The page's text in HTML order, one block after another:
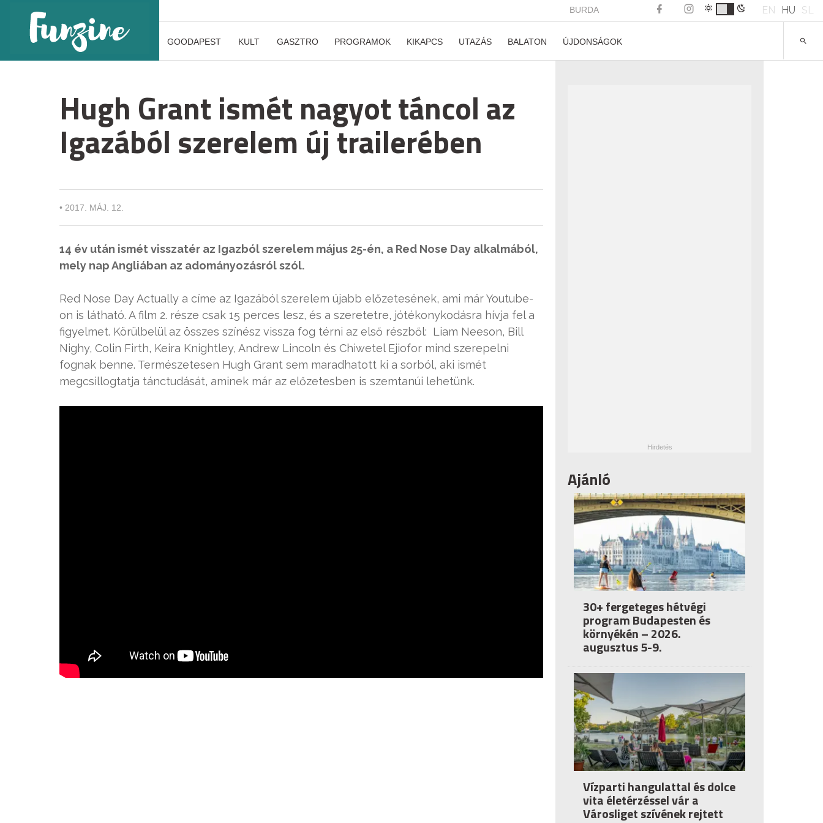
BURDA EN HU SL
GOODAPEST KULT GASZTRO PROGRAMOK KIKAPCS UTAZÁS BALATON ÚJDONSÁGOK
Hugh Grant ismét nagyot táncol az
Igazából szerelem új trailerében
• 2017. MÁJ. 12.
14 év után ismét visszatér az Igazból szerelem május 25-én, a Red Nose Day alkalmából,
mely nap Angliában az adományozásról szól.
Red Nose Day Actually a címe az Igazából szerelem újabb előzetesének, ami már Youtube-
on is látható. A film 2. része csak 15 perces lesz, és a szeretetre, jótékonykodásra hívja fel a
figyelmet. Körülbelül az összes színész vissza fog térni az első részből: Liam Neeson, Bill
Nighy, Colin Firth, Keira Knightley, Andrew Lincoln és Chiwetel Ejiofor mind szerepelni
fognak benne. Természetesen Hugh Grant sem maradhatott ki a sorból, aki ismét
megcsillogtatja tánctudását, aminek már az előzetesben is szemtanúi lehetünk.
Ajánló
30+ fergeteges hétvégi
program Budapesten és
környékén – 2026.
augusztus 5-9.
Vízparti hangulattal és dolce
vita életérzéssel vár a
Városliget szívének rejtett